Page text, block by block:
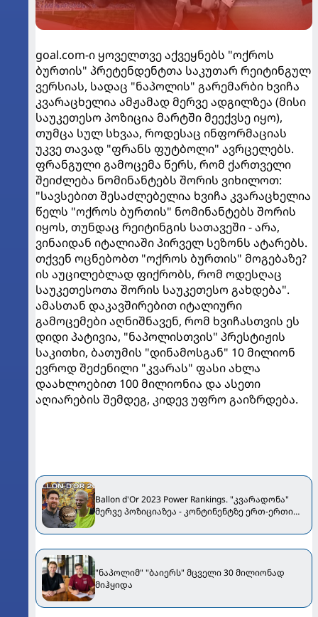
goal.com-ი ყოველთვე აქვეყნებს "ოქროს
ბურთის" პრეტენდენტთა საკუთარ რეიტინგულ
ვერსიას, სადაც "ნაპოლის" გარემარბი ხვიჩა
კვარაცხელია ამჟამად მერვე ადგილზეა (მისი
საუკეთესო პოზიცია მარტში მეექვსე იყო),
თუმცა სულ სხვაა, როდესაც ინფორმაციას
უკვე თავად "ფრანს ფუტბოლი" ავრცელებს.
ფრანგული გამოცემა წერს, რომ ქართველი
შეიძლება ნომინანტებს შორის ვიხილოთ:
"სავსებით შესაძლებელია ხვიჩა კვარაცხელია
წელს "ოქროს ბურთის" ნომინანტებს შორის
იყოს, თუნდაც რეიტინგის სათავეში - არა,
ვინაიდან იტალიაში პირველ სეზონს ატარებს.
თქვენ ოცნებობთ "ოქროს ბურთის" მოგებაზე?
ის აუცილებლად ფიქრობს, რომ ოდესღაც
საუკეთესოთა შორის საუკეთესო გახდება".
ამასთან დაკავშირებით იტალიური
გამოცემები აღნიშნავენ, რომ ხვიჩასთვის ეს
დიდი პატივია, "ნაპოლისთვის" პრესტიჟის
საკითხი, ბათუმის "დინამოსგან" 10 მილიონ
ევროდ შეძენილი "კვარას" ფასი ახლა
დაახლოებით 100 მილიონია და ასეთი
აღიარების შემდეგ, კიდევ უფრო გაიზრდება.
Ballon d'Or 2023 Power Rankings. "კვარადონა"
მერვე პოზიციაზეა - კონტინენტზე ერთ-ერთი
"ნაპოლიმ" "ბაიერს" მცველი 30 მილიონად
მიჰყიდა